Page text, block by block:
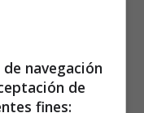
navegación
de
fines: